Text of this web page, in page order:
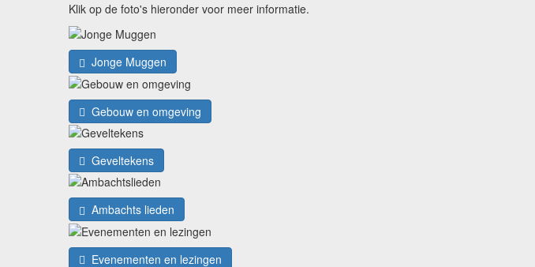
Klik op de foto's hieronder voor meer informatie.
Jonge Muggen
Gebouw en omgeving
Geveltekens
Ambachts lieden
Evenementen en lezingen